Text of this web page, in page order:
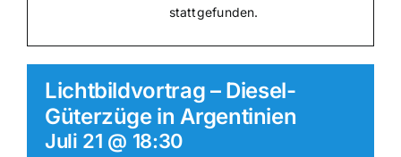
stattgefunden.
Lichtbildvortrag – Diesel-
Güterzüge in Argentinien
Juli 21 @ 18:30